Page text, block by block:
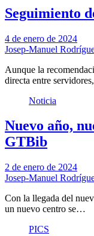
Seguimiento
4 de enero de 2024
Josep-Manuel
Aunque la
directa entre
Noticia
Nuevo año,
GTBib
2 de enero de 2024
Josep-Manuel
Con la llegada del
un nuevo centro se…
PICS